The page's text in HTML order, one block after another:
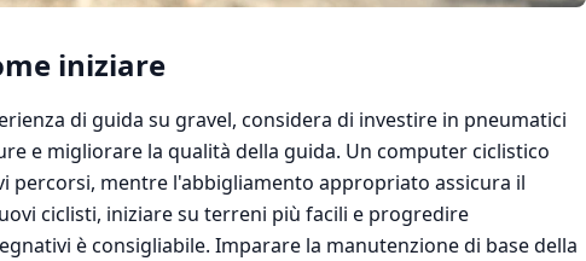
iniziare
di guida su gravel, considera di investire in pneumatici
e migliorare la qualità della guida. Un computer ciclistico
percorsi, mentre l'abbigliamento appropriato assicura il
ciclisti, iniziare su terreni più facili e progredire
è consigliabile. Imparare la manutenzione di base della